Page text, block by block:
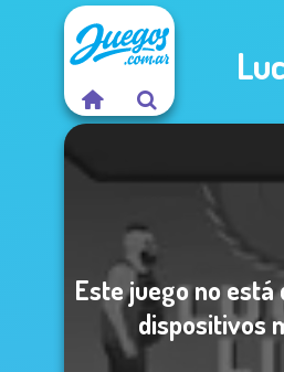
Este juego no está
dispositivos